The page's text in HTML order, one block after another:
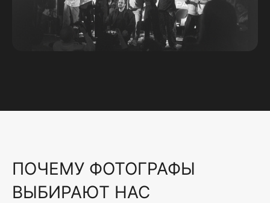
ПОЧЕМУ ФОТОГРАФЫ
ВЫБИРАЮТ НАС